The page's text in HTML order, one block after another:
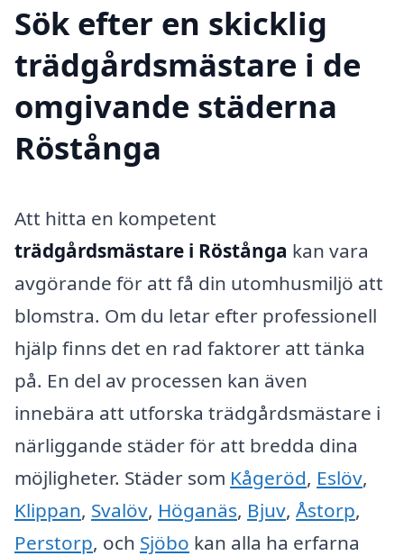
Sök efter en skicklig
trädgårdsmästare i de
omgivande städerna
Röstånga
Att hitta en kompetent
trädgårdsmästare i Röstånga kan vara
avgörande för att få din utomhusmiljö att
blomstra. Om du letar efter professionell
hjälp finns det en rad faktorer att tänka
på. En del av processen kan även
innebära att utforska trädgårdsmästare i
närliggande städer för att bredda dina
möjligheter. Städer som Kågeröd, Eslöv,
Klippan, Svalöv, Höganäs, Bjuv, Åstorp,
Perstorp, och Sjöbo kan alla ha erfarna